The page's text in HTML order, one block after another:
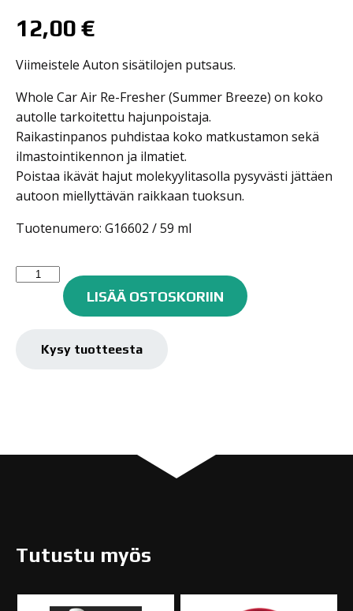
12,00 €
Viimeistele Auton sisätilojen putsaus.
Whole Car Air Re-Fresher (Summer Breeze) on koko
autolle tarkoitettu hajunpoistaja.
Raikastinpanos puhdistaa koko matkustamon sekä
ilmastointikennon ja ilmatiet.
Poistaa ikävät hajut molekyylitasolla pysyvästi jättäen
autoon miellyttävän raikkaan tuoksun.
Tuotenumero: G16602 / 59 ml
Meguiar's
LISÄÄ OSTOSKORIIN
Kysy tuotteesta
Tutustu myös